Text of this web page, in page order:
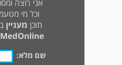
אני רוצה
וכל מי
תוכן מעניין
MedOnline - שאל את הרופא
שם מלא: